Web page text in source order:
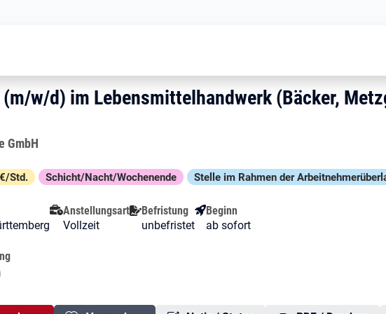
zu: Mitarbeiter (m/w/d) im
(m/w/d) im Lebensmittelhandwerk
w/d) im Lebensmittelhandwerk (Bäcker,
w/d) im Lebensmittelhandwerk (Bäcker,
GmbH
Std. Schicht/Nacht/Wochenende Stelle im Rahmen der
Anstellungsart
Vollzeit
Befristung
unbefristet
Beginn
ab sofort